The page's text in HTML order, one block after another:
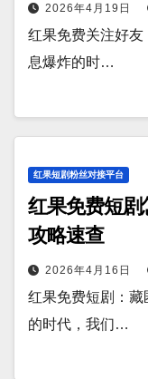
2026年4月19日
红果免费关注好友
息爆炸的时…
红果短剧粉丝对接平台
红果免费短剧
攻略速查
2026年4月16日
红果免费短剧：
的时代，我们…